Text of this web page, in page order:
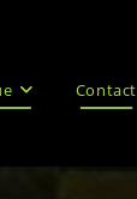
Contact